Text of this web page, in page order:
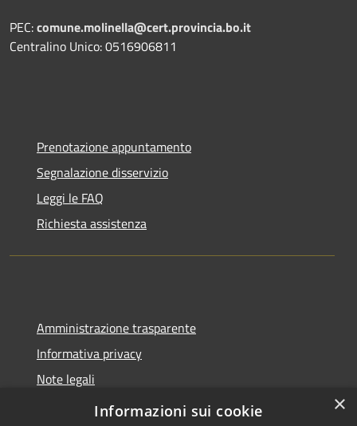
PEC:comune.molinella@cert.provincia.bo.it
Centralino Unico: 0516906811
Prenotazione appuntamento
Segnalazione disservizio
Leggi le FAQ
Richiesta assistenza
Amministrazione trasparente
Informativa privacy
Note legali
Dichiarazione di accessibilità
×
Informazioni sui cookie